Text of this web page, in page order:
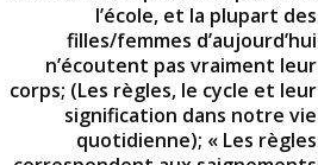
l’école, et la plupart des
filles/femmes d’aujourd’hui
n’écoutent pas vraiment leur
corps; (Les règles, le cycle et leur
signification dans notre vie
quotidienne); « Les règles